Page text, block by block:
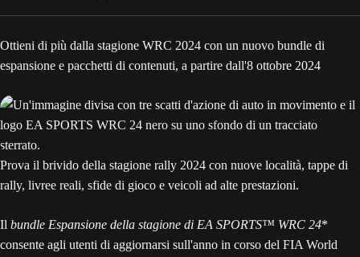
Ottieni di più dalla stagione WRC 2024 con un nuovo bundle di
espansione e pacchetti di contenuti, a partire dall'8 ottobre 2024
Prova il brivido della stagione rally 2024 con nuove località, tappe di
rally, livree reali, sfide di gioco e veicoli ad alte prestazioni.
Il bundle Espansione della stagione di EA SPORTS™ WRC 24*
consente agli utenti di aggiornarsi sull'anno in corso del FIA World